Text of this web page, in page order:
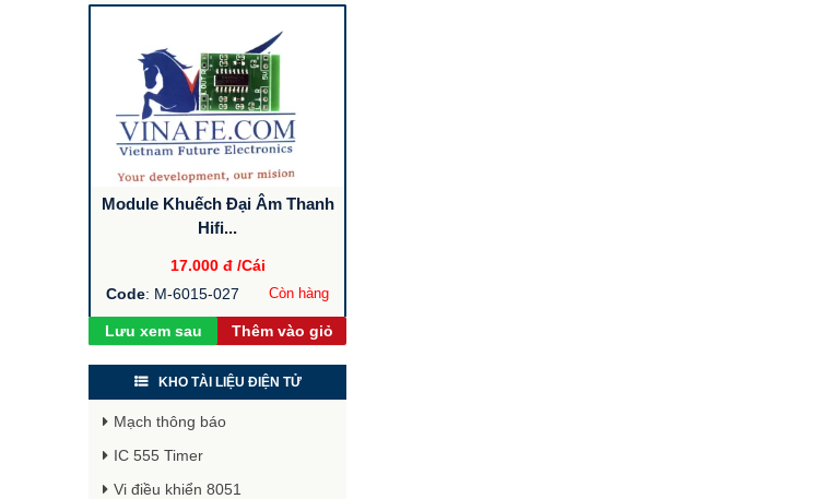
Module Khuếch Đại Âm Thanh
Hifi...
17.000 đ/Cái
Code: M-6015-027 Còn hàng
Lưu xem sau Thêm vào giỏ
KHO TÀI LIỆU ĐIỆN TỬ
Mạch thông báo
IC 555 Timer
Vi điều khiển 8051